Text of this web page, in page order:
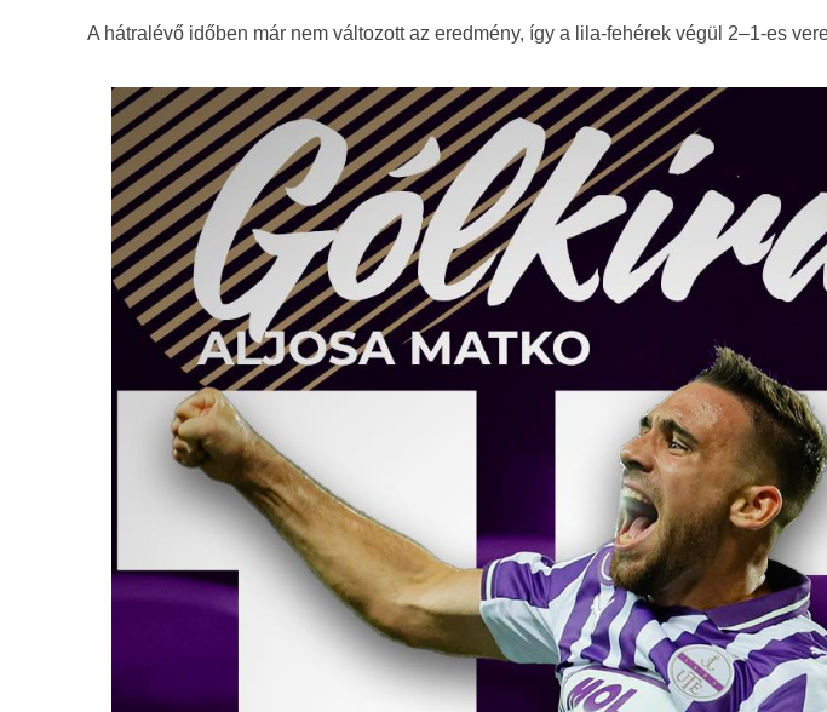
A hátralévő időben már nem változott az eredmény, így a lila-fehérek végül 2–1-es